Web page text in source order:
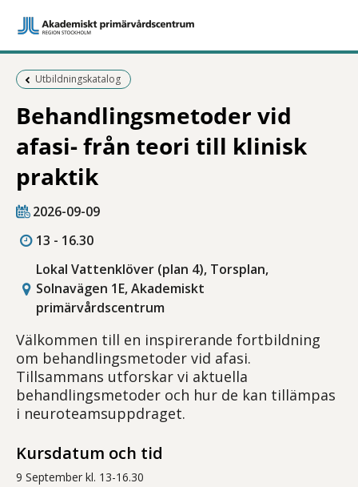
Föregående sida:
Utbildningskatalog
Behandlingsmetoder vid
afasi- från teori till klinisk
praktik
2026-09-09
13 - 16.30
Lokal Vattenklöver (plan 4), Torsplan,
Solnavägen 1E, Akademiskt
primärvårdscentrum
Välkommen till en inspirerande fortbildning
om behandlingsmetoder vid afasi.
Tillsammans utforskar vi aktuella
behandlingsmetoder och hur de kan tillämpas
i neuroteamsuppdraget.
Kursdatum och tid
9 September kl. 13-16.30